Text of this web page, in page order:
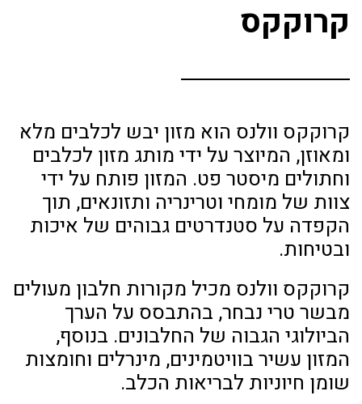
קרוקקס
קרוקקס וולנס הוא מזון יבש לכלבים מלא
ומאוזן, המיוצר על ידי מותג מזון לכלבים
וחתולים מיסטר פט. המזון פותח על ידי
צוות של מומחי וטרינריה ותזונאים, תוך
הקפדה על סטנדרטים גבוהים של איכות
ובטיחות.
קרוקקס וולנס מכיל מקורות חלבון מעולים
מבשר טרי נבחר, בהתבסס על הערך
הביולוגי הגבוה של החלבונים. בנוסף,
המזון עשיר בוויטמינים, מינרלים וחומצות
שומן חיוניות לבריאות הכלב.